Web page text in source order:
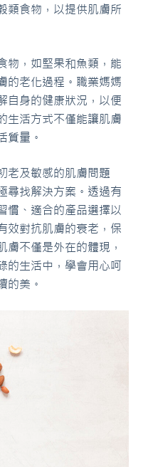
類食物，以提供肌膚所
物，如堅果和魚類，能
的老化過程。職業媽媽
自身的健康狀況，以便
生活方式不僅能讓肌膚
質量。
老及敏感的肌膚問題
尋找解決方案。透過有
慣、適合的產品選擇以
效對抗肌膚的衰老，保
膚不僅是外在的體現，
的生活中，學會用心呵
的美。